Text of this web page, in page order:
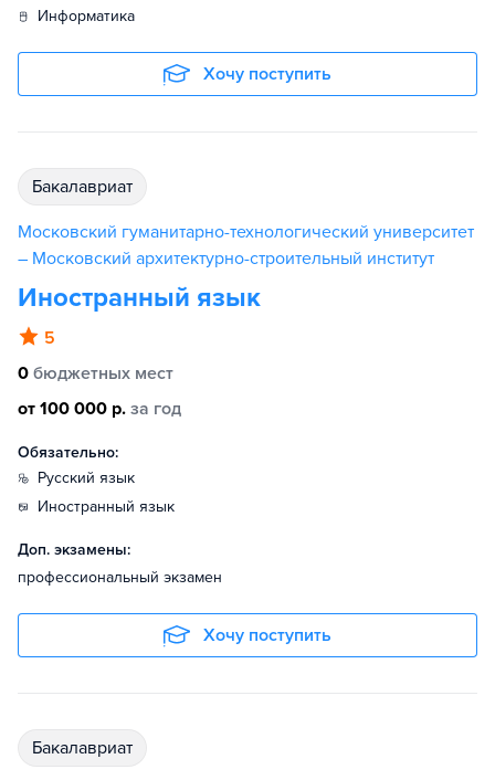
информатика
Хочу поступить
бакалавриат
Московский гуманитарно-технологический университет
– Московский архитектурно-строительный институт
Иностранный язык
5
0 бюджетных мест
от 100 000 р. за год
Обязательно:
русский язык
иностранный язык
Доп. экзамены:
профессиональный экзамен
Хочу поступить
бакалавриат